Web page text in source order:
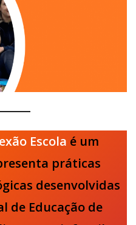
Escola é um
práticas
desenvolvidas
de Educação de